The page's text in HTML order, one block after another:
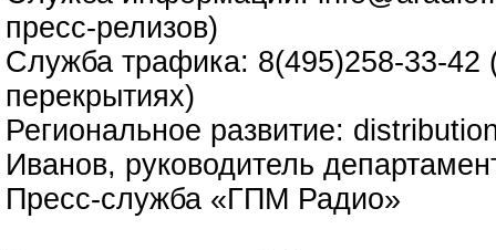
пресс-релизов)
Служба трафика: 8(495)258-33-42
перекрытиях)
Региональное развитие:
Иванов, руководитель
Пресс-служба «ГПМ Радио»